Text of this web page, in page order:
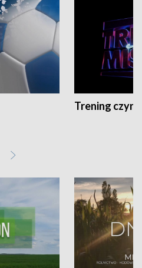
Trening czyni